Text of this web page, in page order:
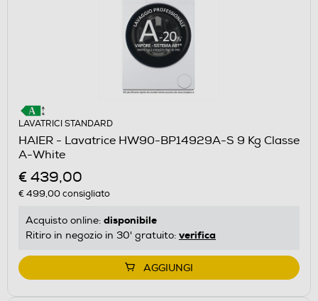
LAVATRICI STANDARD
HAIER - Lavatrice HW90-BP14929A-S 9 Kg Classe
A-White
€ 439,00
€ 499,00consigliato
Acquisto online: disponibile
Ritiro in negozio in 30' gratuito: verifica
AGGIUNGI